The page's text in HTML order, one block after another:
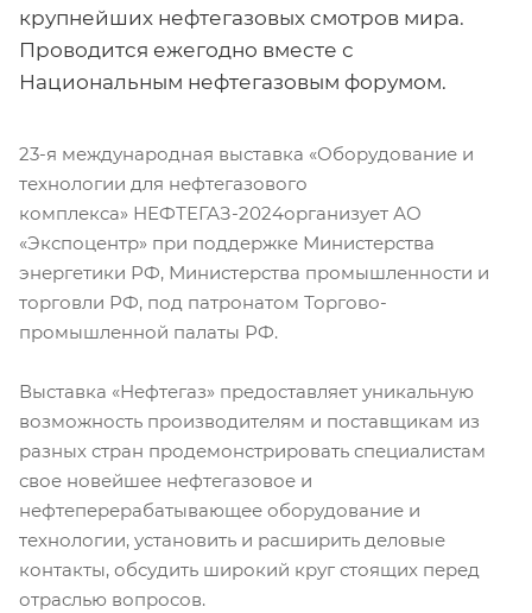
крупнейших нефтегазовых смотров мира.
Проводится ежегодно вместе с
Национальным нефтегазовым форумом.
23-я международная выставка «Оборудование и
технологии для нефтегазового
комплекса» НЕФТЕГАЗ-2024организует АО
«Экспоцентр» при поддержке Министерства
энергетики РФ, Министерства промышленности и
торговли РФ, под патронатом Торгово-
промышленной палаты РФ.
Выставка «Нефтегаз» предоставляет уникальную
возможность производителям и поставщикам из
разных стран продемонстрировать специалистам
свое новейшее нефтегазовое и
нефтеперерабатывающее оборудование и
технологии, установить и расширить деловые
контакты, обсудить широкий круг стоящих перед
отраслью вопросов.